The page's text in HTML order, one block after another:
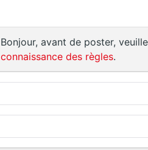
Bonjour, avant de poster,
connaissance des règles.